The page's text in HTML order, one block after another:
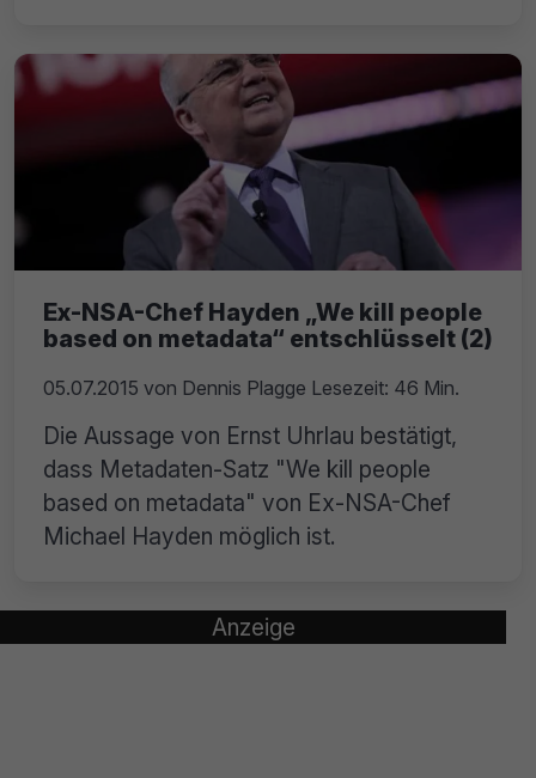
Ex-NSA-Chef Hayden „We kill people
based on metadata“ entschlüsselt (2)
05.07.2015 von Dennis Plagge Lesezeit: 46 Min.
Die Aussage von Ernst Uhrlau bestätigt,
dass Metadaten-Satz "We kill people
based on metadata" von Ex-NSA-Chef
Michael Hayden möglich ist.